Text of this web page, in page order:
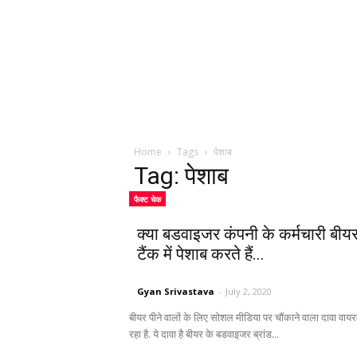
Home Tags पेशाब
Tag: पेशाब
फैक्ट चेक
क्या बडवाइजर कंपनी के कर्मचारी
टैंक में पेशाब करते हैं...
Gyan Srivastava - July 2, 2020
बीयर पीने वालों के लिए सोशल मीडिया पर चौंकाने वाला दावा
रहा है. ये दावा है बीयर के बडवाइजर ब्रांड...